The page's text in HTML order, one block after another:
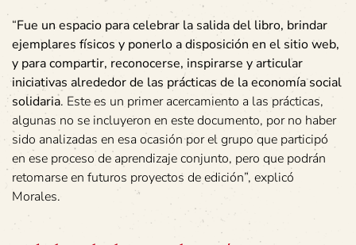
“Fue un espacio para celebrar la salida del libro, brindar
ejemplares físicos y ponerlo a disposición en el sitio web,
y para compartir, reconocerse, inspirarse y articular
iniciativas alrededor de las prácticas de la economía social
solidaria. Este es un primer acercamiento a las prácticas,
algunas no se incluyeron en este documento, por no haber
sido analizadas en esa ocasión por el grupo que participó
en ese proceso de aprendizaje conjunto, pero que podrán
retomarse en futuros proyectos de edición”, explicó
Morales.